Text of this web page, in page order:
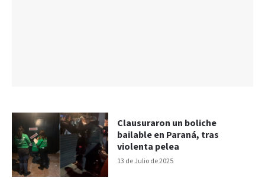
13 de Julio de 2025
Clausuraron un boliche
bailable en Paraná, tras
violenta pelea